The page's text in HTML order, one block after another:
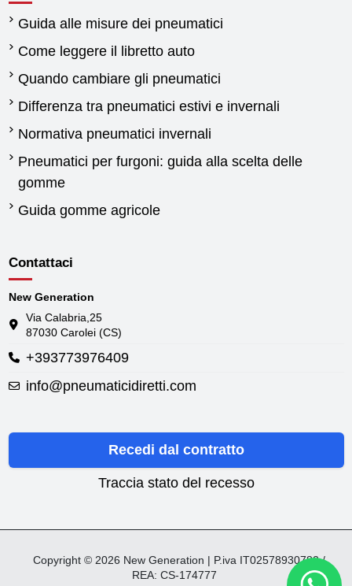
Guida alle misure dei pneumatici
Come leggere il libretto auto
Quando cambiare gli pneumatici
Differenza tra pneumatici estivi e invernali
Normativa pneumatici invernali
Pneumatici per furgoni: guida alla scelta delle
gomme
Guida gomme agricole
Contattaci
New Generation
Via Calabria,25
87030 Carolei (CS)
+393773976409
info@pneumaticidiretti.com
Recedi dal contratto
Traccia stato del recesso
Copyright © 2026 New Generation | P.iva IT02578930782 /
REA: CS-174777